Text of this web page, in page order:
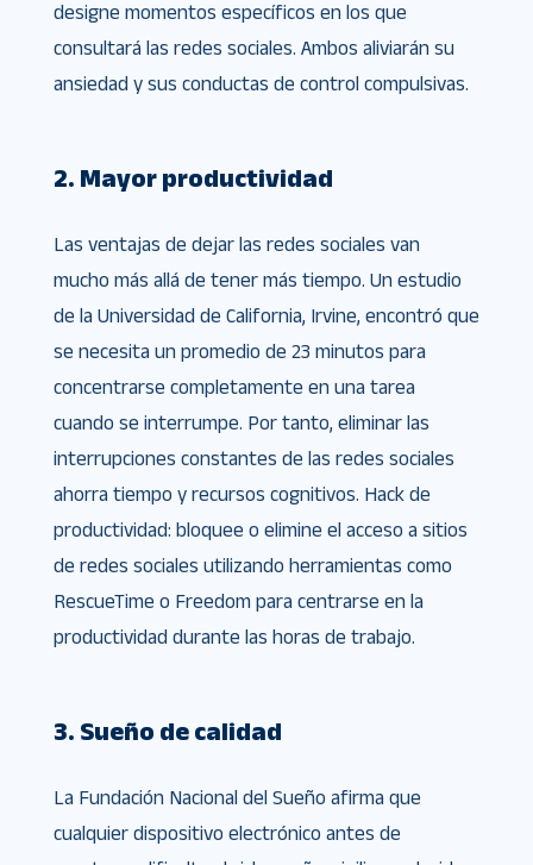
designe momentos específicos en los que
consultará las redes sociales. Ambos aliviarán su
ansiedad y sus conductas de control compulsivas.
2. Mayor productividad
Las ventajas de dejar las redes sociales van
mucho más allá de tener más tiempo. Un estudio
de la Universidad de California, Irvine, encontró que
se necesita un promedio de 23 minutos para
concentrarse completamente en una tarea
cuando se interrumpe. Por tanto, eliminar las
interrupciones constantes de las redes sociales
ahorra tiempo y recursos cognitivos. Hack de
productividad: bloquee o elimine el acceso a sitios
de redes sociales utilizando herramientas como
RescueTime o Freedom para centrarse en la
productividad durante las horas de trabajo.
3. Sueño de calidad
La Fundación Nacional del Sueño afirma que
cualquier dispositivo electrónico antes de